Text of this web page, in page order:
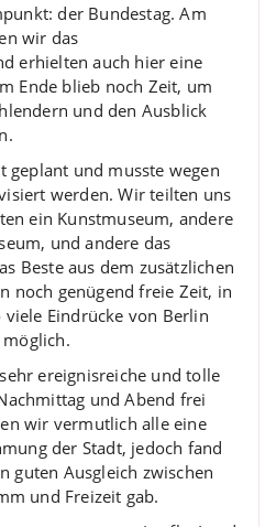
der Bundestag. Am
wir das
erhielten auch hier eine
Ende blieb noch Zeit, um
und den Ausblick
geplant und musste wegen
werden. Wir teilten uns
ein Kunstmuseum, andere
und andere das
Beste aus dem zusätzlichen
noch genügend freie Zeit, in
Eindrücke von Berlin
ereignisreiche und tolle
und Abend frei
wir vermutlich alle eine
der Stadt, jedoch fand
guten Ausgleich zwischen
und Freizeit gab.